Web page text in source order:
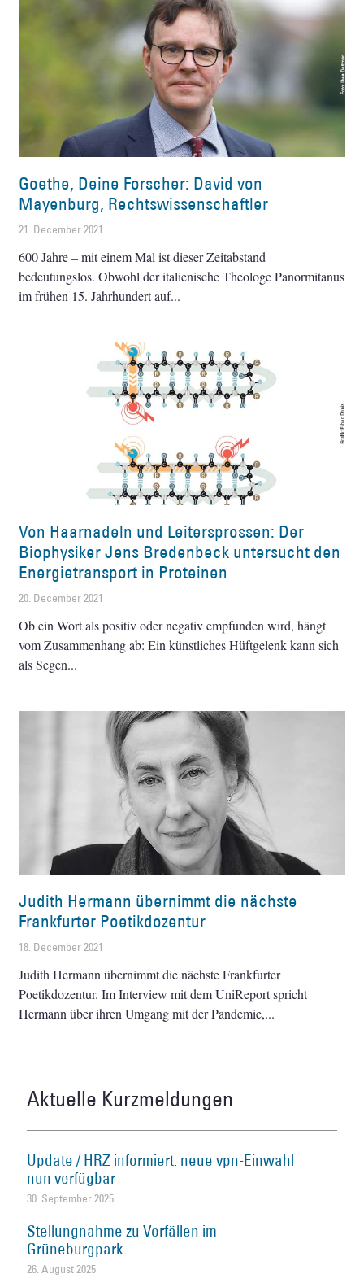
Goethe, Deine Forscher: David von
Mayenburg, Rechtswissenschaftler
21. December 2021
600 Jahre – mit einem Mal ist dieser Zeitabstand
bedeutungslos. Obwohl der italienische Theologe Panormitanus
im frühen 15. Jahrhundert auf
Von Haarnadeln und Leitersprossen: Der
Biophysiker Jens Bredenbeck untersucht den
Energietransport in Proteinen
20. December 2021
Ob ein Wort als positiv oder negativ empfunden wird, hängt
vom Zusammenhang ab: Ein künstliches Hüftgelenk kann sich
als Segen
Judith Hermann übernimmt die nächste
Frankfurter Poetikdozentur
18. December 2021
Judith Hermann übernimmt die nächste Frankfurter
Poetikdozentur. Im Interview mit dem UniReport spricht
Hermann über ihren Umgang mit der Pandemie,
Aktuelle Kurzmeldungen
Update / HRZ informiert: neue vpn-Einwahl
nun verfügbar
30. September 2025
Stellungnahme zu Vorfällen im
Grüneburgpark
26. August 2025